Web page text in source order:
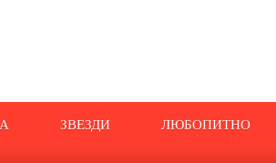
ЗВЕЗДИ ЛЮБОПИТНО